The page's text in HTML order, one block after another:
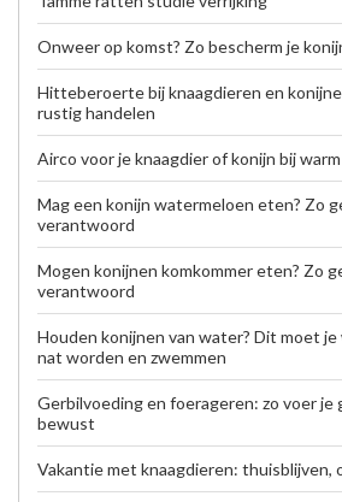
Onweer op komst? Zo bescherm je
Hitteberoerte bij knaagdieren en
rustig handelen
Airco voor je knaagdier of konijn bij
Mag een konijn watermeloen eten? Zo
verantwoord
Mogen konijnen komkommer eten? Zo
verantwoord
Houden konijnen van water? Dit moet
nat worden en zwemmen
Gerbilvoeding en foerageren: zo voer je
bewust
Vakantie met knaagdieren: thuisblijven,